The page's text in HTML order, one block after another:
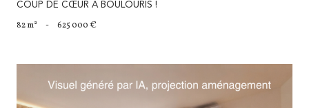
COUP DE CŒUR À BOULOURIS !
82 m² - 625 000 €